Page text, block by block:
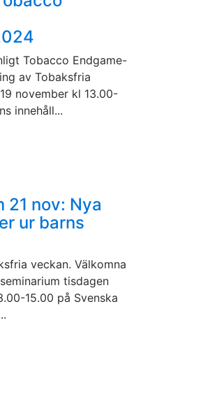
Tobacco Endgame-
av Tobaksfria
november kl 13.00-
innehåll...
21 nov: Nya
ur barns
veckan. Välkomna
tisdagen
15.00 på Svenska